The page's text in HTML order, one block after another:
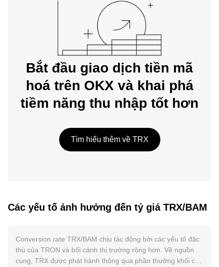
Bắt đầu giao dịch tiền mã
hoá trên OKX và khai phá
tiềm năng thu nhập tốt hơn
Tìm hiểu thêm về TRX
Các yếu tố ảnh hưởng đến tỷ giá TRX/BAM
Conversion rate TRX/BAM chịu tác động bởi các yếu tố đặc
thù của TRON và bối cảnh thị trường rộng hơn. Về nguồn
cung, TRX được phát hành thông qua phần thưởng khối cho